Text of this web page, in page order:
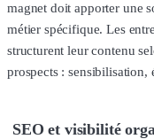
magnet doit apporter une
métier spécifique. Les
structurent leur contenu
prospects : sensibilisation,
SEO et visibilité